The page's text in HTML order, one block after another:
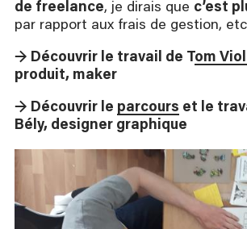
de freelance, je dirais que c’est
par rapport aux frais de gestion,
→ Découvrir le travail de Tom
produit, maker
→ Découvrir le parcours et le
Bély, designer graphique